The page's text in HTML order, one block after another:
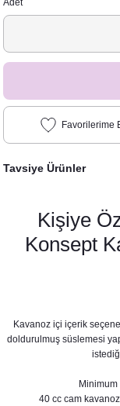
Adet
Tavsiye Ürünler
Karatahta Konsept
Kişiye
Konsept
Kavanoz içi içerik
doldurulmuş süslemesi
40 cc cam